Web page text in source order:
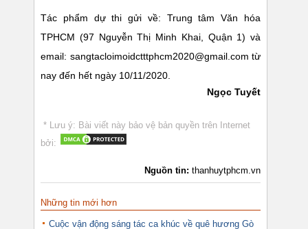
Tác phẩm dự thi gửi về: Trung tâm Văn hóa
TPHCM (97 Nguyễn Thị Minh Khai, Quận 1) và
email: sangtacloimoidctttphcm2020@gmail.com từ
nay đến hết ngày 10/11/2020.
Ngọc Tuyết
* Lưu ý: Bài viết này bảo vệ bản quyền trên Internet
bởi:
Nguồn tin: thanhuytphcm.vn
Những tin mới hơn
Cuộc vận động sáng tác ca khúc về quê hương Gò